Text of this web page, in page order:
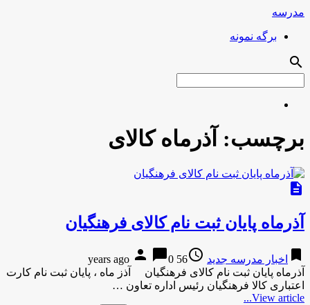
مدرسه
برگه نمونه
search
برچسب: آذرماه کالای
description
آذرماه پایان ثبت نام کالای فرهنگیان
bookmark اخبار مدرسه جدید access_time
56 years ago
person chat_bubble0
آذرماه پایان ثبت نام کالای فرهنگیان آذز ماه ، پایان ثبت نام کارت
اعتباری کالا فرهنگیان رئیس اداره تعاون …
View article...